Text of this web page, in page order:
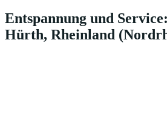
Entspannung und
Hürth, Rheinland